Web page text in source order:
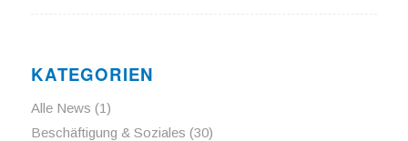
KATEGORIEN
Alle News (1)
Beschäftigung & Soziales (30)